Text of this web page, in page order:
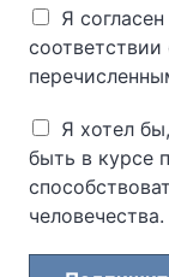
Я
Я хотел
быть в курсе
человечества.